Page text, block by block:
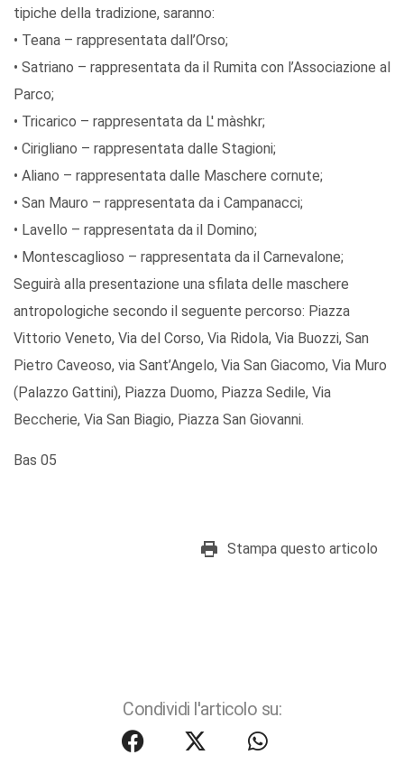
tipiche della tradizione, saranno:
• Teana – rappresentata dall’Orso;
• Satriano – rappresentata da il Rumita con l’Associazione al
Parco;
• Tricarico – rappresentata da L' màshkr;
• Cirigliano – rappresentata dalle Stagioni;
• Aliano – rappresentata dalle Maschere cornute;
• San Mauro – rappresentata da i Campanacci;
• Lavello – rappresentata da il Domino;
• Montescaglioso – rappresentata da il Carnevalone;
Seguirà alla presentazione una sfilata delle maschere
antropologiche secondo il seguente percorso: Piazza
Vittorio Veneto, Via del Corso, Via Ridola, Via Buozzi, San
Pietro Caveoso, via Sant’Angelo, Via San Giacomo, Via Muro
(Palazzo Gattini), Piazza Duomo, Piazza Sedile, Via
Beccherie, Via San Biagio, Piazza San Giovanni.
Bas 05
Stampa questo articolo
Condividi l'articolo su: